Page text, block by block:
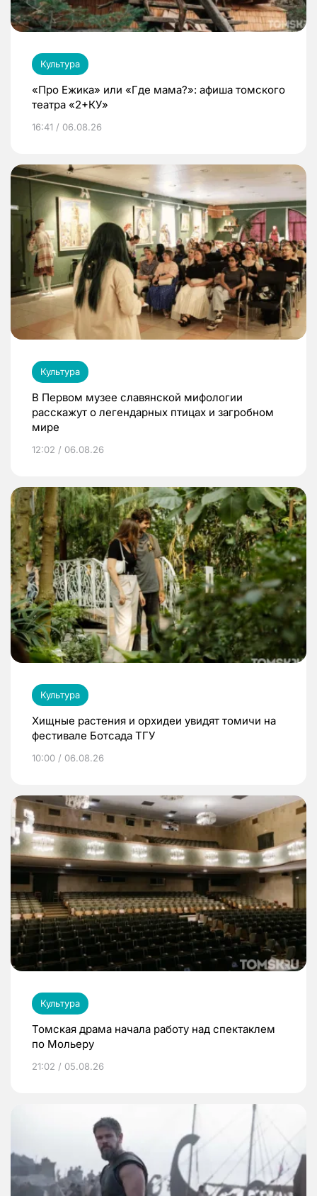
Культура
«Про Ежика» или «Где мама?»: афиша томского
театра «2+КУ»
16:41 / 06.08.26
Культура
В Первом музее славянской мифологии
расскажут о легендарных птицах и загробном
мире
12:02 / 06.08.26
Культура
Хищные растения и орхидеи увидят томичи на
фестивале Ботсада ТГУ
10:00 / 06.08.26
Культура
Томская драма начала работу над спектаклем
по Мольеру
21:02 / 05.08.26